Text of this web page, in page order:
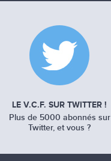
LE V.C.F. SUR TWITTER !
Plus de 5000 abonnés sur
Twitter, et vous ?